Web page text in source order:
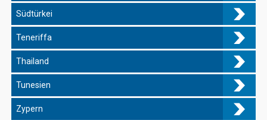
Südtürkei
Teneriffa
Thailand
Tunesien
Zypern